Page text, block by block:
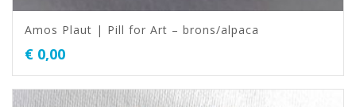
Amos Plaut | Pill for Art – brons/alpaca
€ 0,00